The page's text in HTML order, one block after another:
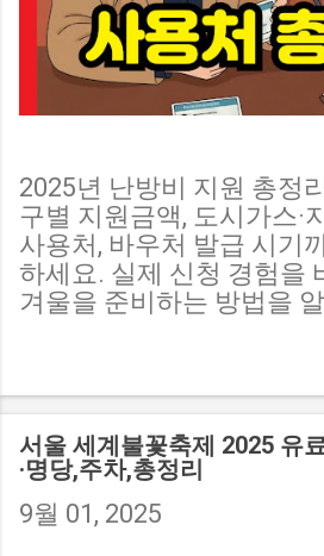
2025년 난방비 지원 총정
구별 지원금액, 도시가스·
사용처, 바우처 발급 시기
하세요. 실제 신청 경험을
겨울을 준비하는 방법을
면서, 정부의 난방비 지원
아지고 있습니다. 저 역시
서 난방비 부담이 컸는데, ‘
제도를 알게 된 후 큰 도움
글에서는 지원 금액, 사용
중심으로 난방비 지원 제
서울 세계불꽃축제 2025 유
·명당,주차,총정리
9월 01, 2025